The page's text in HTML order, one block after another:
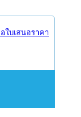
บเสนอราคา